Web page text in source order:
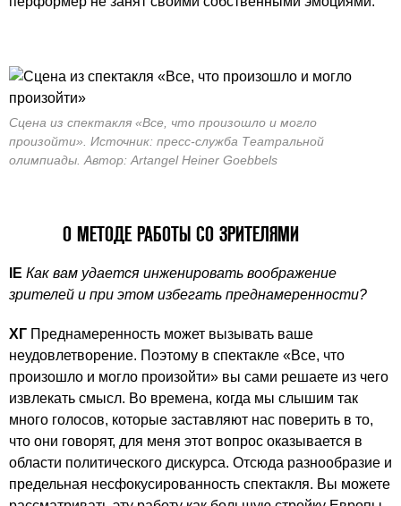
Сцена из спектакля «Все, что произошло и могло
произойти». Источник: пресс-служба Театральной
олимпиады. Автор: Artangel Heiner Goebbels
О МЕТОДЕ РАБОТЫ СО ЗРИТЕЛЯМИ
IE Как вам удается инженировать воображение
зрителей и при этом избегать преднамеренности?
ХГ Преднамеренность может вызывать ваше
неудовлетворение. Поэтому в спектакле «Все, что
произошло и могло произойти» вы сами решаете из чего
извлекать смысл. Во времена, когда мы слышим так
много голосов, которые заставляют нас поверить в то,
что они говорят, для меня этот вопрос оказывается в
области политического дискурса. Отсюда разнообразие и
предельная несфокусированность спектакля. Вы можете